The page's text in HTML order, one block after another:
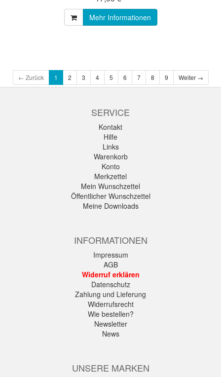
Mehr Informationen
← Zurück 1 2 3 4 5 6 7 8 9 Weiter →
SERVICE
Kontakt
Hilfe
Links
Warenkorb
Konto
Merkzettel
Mein Wunschzettel
Öffentlicher Wunschzettel
Meine Downloads
INFORMATIONEN
Impressum
AGB
Widerruf erklären
Datenschutz
Zahlung und Lieferung
Widerrufsrecht
Wie bestellen?
Newsletter
News
UNSERE MARKEN